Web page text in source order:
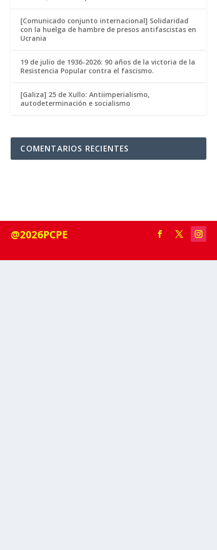
[Comunicado conjunto internacional] Solidaridad
con la huelga de hambre de presos antifascistas en
Ucrania
19 de julio de 1936-2026: 90 años de la victoria de la
Resistencia Popular contra el fascismo.
[Galiza] 25 de Xullo: Antiimperialismo,
autodeterminación e socialismo
COMENTARIOS RECIENTES
@2026PCPE